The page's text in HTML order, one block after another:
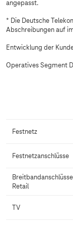
angepasst.
* Die Deutsche
Abschreibungen auf
Entwicklung der
Operatives Segment
Festnetz
Festnetzanschlüsse
Retail
TV